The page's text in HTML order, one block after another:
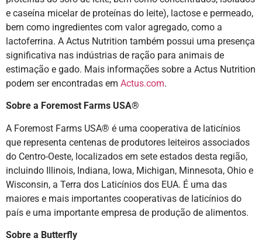
e caseína micelar de proteínas do leite), lactose e permeado,
bem como ingredientes com valor agregado, como a
lactoferrina. A Actus Nutrition também possui uma presença
significativa nas indústrias de ração para animais de
estimação e gado. Mais informações sobre a Actus Nutrition
podem ser encontradas em Actus.com.
Sobre a Foremost Farms USA®
A Foremost Farms USA® é uma cooperativa de laticínios
que representa centenas de produtores leiteiros associados
do Centro-Oeste, localizados em sete estados desta região,
incluindo Illinois, Indiana, Iowa, Michigan, Minnesota, Ohio e
Wisconsin, a Terra dos Laticínios dos EUA. É uma das
maiores e mais importantes cooperativas de laticínios do
país e uma importante empresa de produção de alimentos.
Sobre a Butterfly